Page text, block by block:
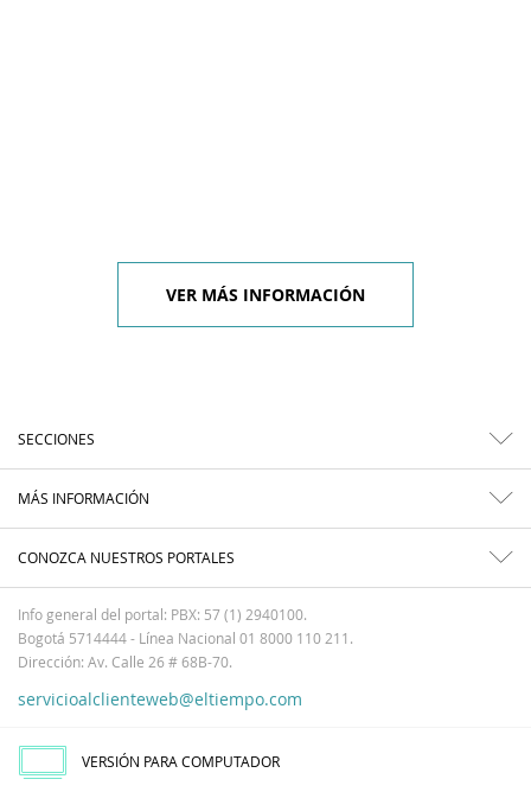
VER MÁS INFORMACIÓN
SECCIONES
MÁS INFORMACIÓN
CONOZCA NUESTROS PORTALES
Info general del portal: PBX: 57 (1) 2940100.
Bogotá 5714444 - Línea Nacional 01 8000 110 211.
Dirección: Av. Calle 26 # 68B-70.
servicioalclienteweb@eltiempo.com
VERSIÓN PARA COMPUTADOR